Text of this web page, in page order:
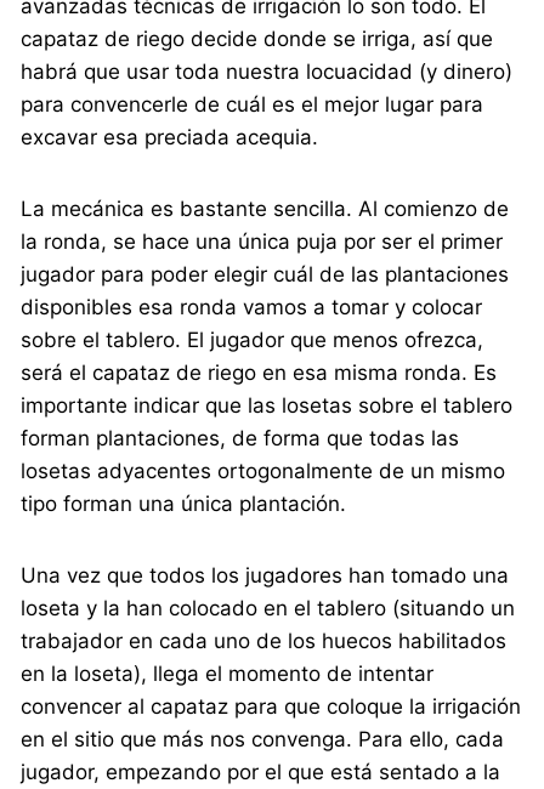
avanzadas técnicas de irrigación lo son todo. El
capataz de riego decide donde se irriga, así que
habrá que usar toda nuestra locuacidad (y dinero)
para convencerle de cuál es el mejor lugar para
excavar esa preciada acequia.
La mecánica es bastante sencilla. Al comienzo de
la ronda, se hace una única puja por ser el primer
jugador para poder elegir cuál de las plantaciones
disponibles esa ronda vamos a tomar y colocar
sobre el tablero. El jugador que menos ofrezca,
será el capataz de riego en esa misma ronda. Es
importante indicar que las losetas sobre el tablero
forman plantaciones, de forma que todas las
losetas adyacentes ortogonalmente de un mismo
tipo forman una única plantación.
Una vez que todos los jugadores han tomado una
loseta y la han colocado en el tablero (situando un
trabajador en cada uno de los huecos habilitados
en la loseta), llega el momento de intentar
convencer al capataz para que coloque la irrigación
en el sitio que más nos convenga. Para ello, cada
jugador, empezando por el que está sentado a la